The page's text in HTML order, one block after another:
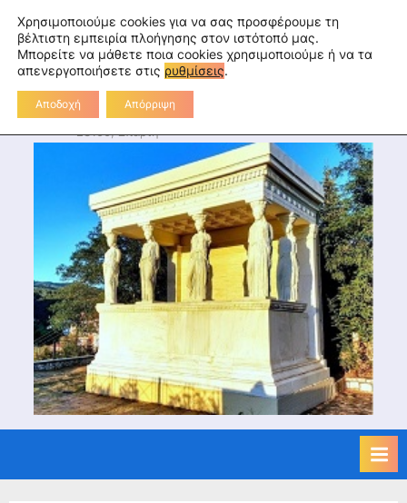
Skip
content
fa tu tw in rss Επικοινωνία
Διεύθυνση Πρωτοβάθμιας
Εκπαίδευσης Λακωνίας
Διοικητήριο Λακωνίας, 2ο χλμ Ε.Ο. Σπάρτης-Γυθείου,
23100, Σπάρτη
Χρησιμοποιούμε cookies για να σας προσφέρουμε τη
βέλτιστη εμπειρία πλοήγησης στον ιστότοπό μας.
Μπορείτε να μάθετε ποια cookies χρησιμοποιούμε ή να τα
απενεργοποιήσετε στις ρυθμίσεις.
Αποδοχή Απόρριψη